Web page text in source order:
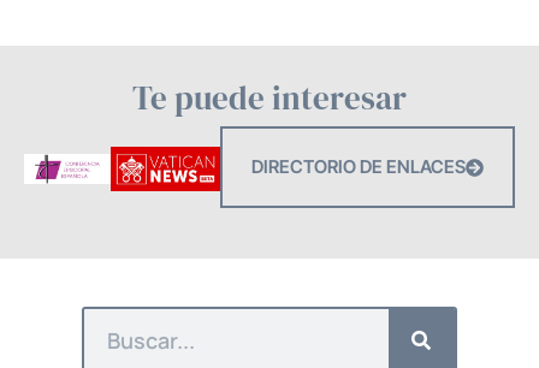
Te puede interesar
DIRECTORIO DE ENLACES